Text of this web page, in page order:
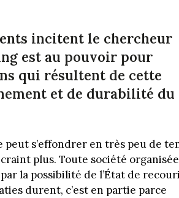
incitent le chercheur
est au pouvoir pour
qui résultent de cette
et de durabilité du
s’effondrer en très peu de
plus. Toute société
la possibilité de l’État de
durent, c’est en partie parce